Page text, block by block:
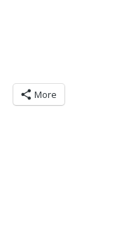
More